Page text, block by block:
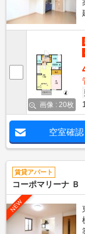
画像 : 20枚
空室確認
賃貸アパート
コーポマリーナ Ｂ
NEW